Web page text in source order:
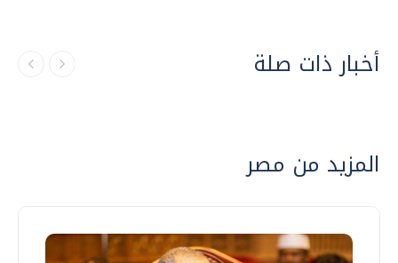
أخبار ذات صلة
المزيد من مصر